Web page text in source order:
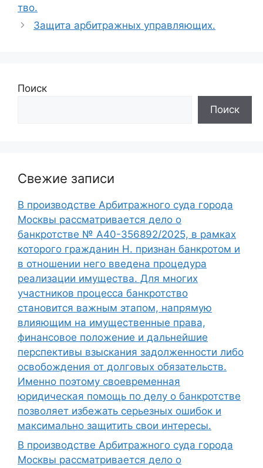
тво.
Защита арбитражных управляющих.
Поиск
Поиск
Свежие записи
В производстве Арбитражного суда города
Москвы рассматривается дело о
банкротстве № А40-356892/2025, в рамках
которого гражданин Н. признан банкротом и
в отношении него введена процедура
реализации имущества. Для многих
участников процесса банкротство
становится важным этапом, напрямую
влияющим на имущественные права,
финансовое положение и дальнейшие
перспективы взыскания задолженности либо
освобождения от долговых обязательств.
Именно поэтому своевременная
юридическая помощь по делу о банкротстве
позволяет избежать серьезных ошибок и
максимально защитить свои интересы.
В производстве Арбитражного суда города
Москвы рассматривается дело о